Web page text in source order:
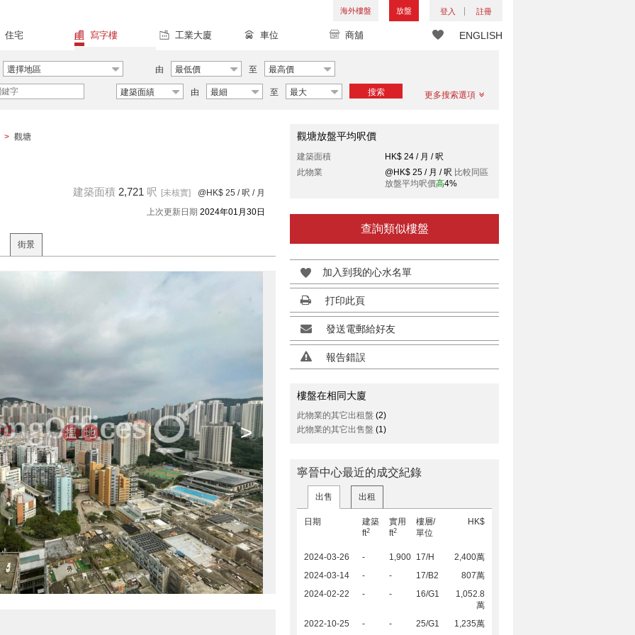
海外樓盤 放盤 登入 註冊
ENGLISH
住宅 寫字樓 工業大廈 車位 商舖
選擇地區 由 最低價 至 最高價
建築面績 由 最細 至 最大 搜索 更多搜索選項
> 觀塘
建築面積 2,721 呎 [未核實] @HK$ 25 / 呎 / 月
上次更新日期 2024年01月30日
街景
>
觀塘放盤平均呎價
建築面積
HK$ 24 / 月 / 呎
此物業
@HK$ 25 / 月 / 呎 比較同區
放盤平均呎價高4%
查詢類似樓盤
加入到我的心水名單
打印此頁
發送電郵給好友
報告錯誤
樓盤在相同大廈
此物業的其它出租盤 (2)
此物業的其它出售盤 (1)
寧晉中心最近的成交紀錄
出售 出租
日期
建築
ft2
實用
ft2
樓層/
單位
HK$
2024-03-26 - 1,900 17/H
2,400萬
2024-03-14
- - 17/B2
807萬
2024-02-22
- - 16/G1
1,052.8
萬
2022-10-25
- - 25/G1 1,235萬